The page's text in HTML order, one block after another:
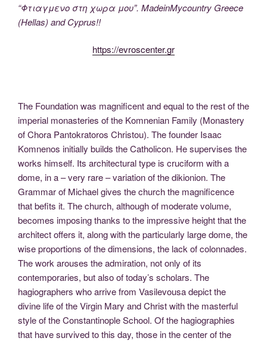
“Φτιαγμενο στη χωρα μου”. MadeinMycountry Greece
(Hellas) and Cyprus!!
https://evroscenter.gr
The Foundation was magnificent and equal to the rest of the
imperial monasteries of the Komnenian Family (Monastery
of Chora Pantokratoros Christou). The founder Isaac
Komnenos initially builds the Catholicon. He supervises the
works himself. Its architectural type is cruciform with a
dome, in a – very rare – variation of the dikionion. The
Grammar of Michael gives the church the magnificence
that befits it. The church, although of moderate volume,
becomes imposing thanks to the impressive height that the
architect offers it, along with the particularly large dome, the
wise proportions of the dimensions, the lack of colonnades.
The work arouses the admiration, not only of its
contemporaries, but also of today’s scholars. The
hagiographers who arrive from Vasilevousa depict the
divine life of the Virgin Mary and Christ with the masterful
style of the Constantinople School. Of the hagiographies
that have survived to this day, those in the center of the